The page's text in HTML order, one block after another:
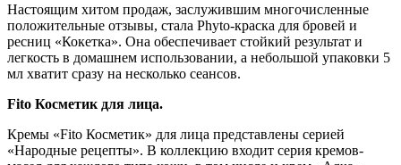
Настоящим хитом продаж, заслужившим многочисленные
положительные отзывы, стала Phyto-краска для бровей и
ресниц «Кокетка». Она обеспечивает стойкий результат и
легкость в домашнем использовании, а небольшой упаковки 5
мл хватит сразу на несколько сеансов.
Fito Косметик для лица.
Кремы «Fito Косметик» для лица представлены серией
«Народные рецепты». В коллекцию входит серия кремов-